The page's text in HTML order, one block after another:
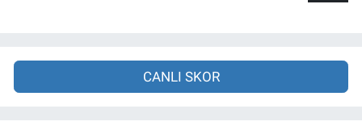
CANLI SKOR